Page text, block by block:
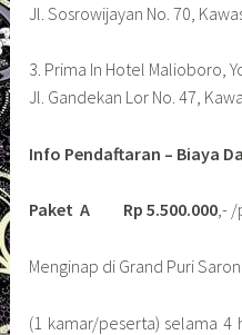
Jl. Sosrowijayan No. 70,
3. Prima In Hotel Malioboro,
Jl. Gandekan Lor No. 47,
Info Pendaftaran – Biaya
Paket A Rp 5.500.000,- /
Menginap di Grand Puri
(1 kamar/peserta) selama 4